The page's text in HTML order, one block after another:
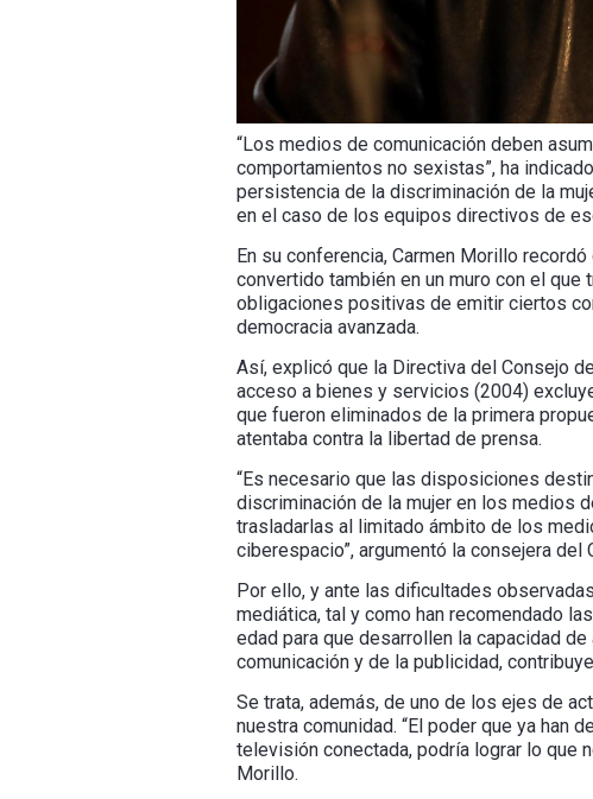
“Los medios de comunicación deben
comportamientos no sexistas”, ha
persistencia de la discriminación de la
en el caso de los equipos directivos de
En su conferencia, Carmen Morillo
convertido también en un muro con el
obligaciones positivas de emitir ciertos
democracia avanzada.
Así, explicó que la Directiva del Consejo
acceso a bienes y servicios (2004)
que fueron eliminados de la primera
atentaba contra la libertad de prensa.
“Es necesario que las disposiciones
discriminación de la mujer en los medios
trasladarlas al limitado ámbito de los
ciberespacio”, argumentó la consejera del
Por ello, y ante las dificultades
mediática, tal y como han recomendado
edad para que desarrollen la capacidad
comunicación y de la publicidad,
Se trata, además, de uno de los ejes de
nuestra comunidad. “El poder que ya han
televisión conectada, podría lograr lo que
Morillo.